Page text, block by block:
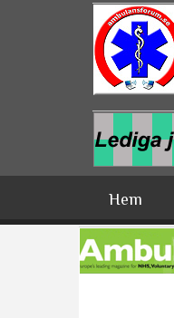
Hoppa till huvudinnehåll
Hem